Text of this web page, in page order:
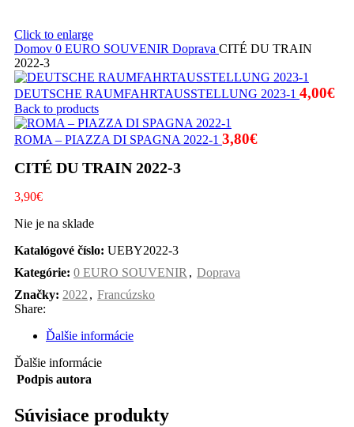
Click to enlarge
Domov 0 EURO SOUVENIR Doprava CITÉ DU TRAIN
2022-3
DEUTSCHE RAUMFAHRTAUSSTELLUNG 2023-1 4,00€
Back to products
ROMA – PIAZZA DI SPAGNA 2022-1 3,80€
CITÉ DU TRAIN 2022-3
3,90€
Nie je na sklade
Katalógové číslo: UEBY2022-3
Kategórie: 0 EURO SOUVENIR , Doprava
Značky: 2022 , Francúzsko
Share:
Ďalšie informácie
Ďalšie informácie
Podpis autora
Súvisiace produkty